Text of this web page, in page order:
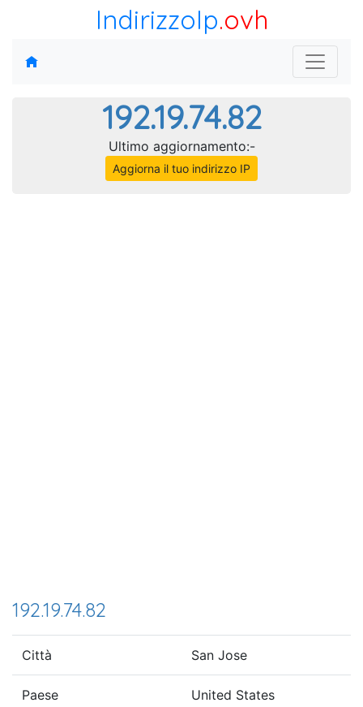
IndirizzoIp.ovh
192.19.74.82
Ultimo aggiornamento:-
Aggiorna il tuo indirizzo IP
192.19.74.82
Città San Jose
Paese United States